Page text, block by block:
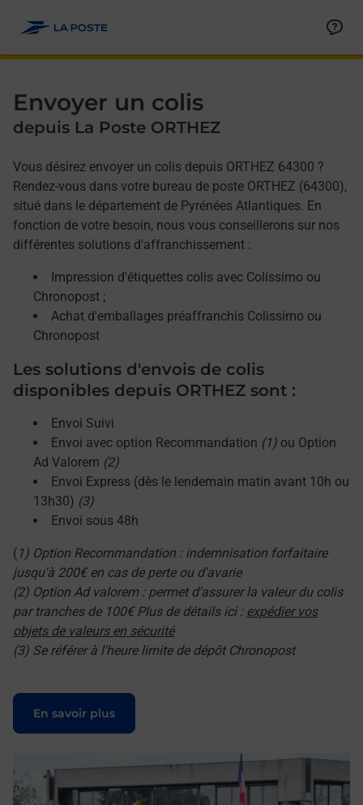
Envoyer un colis
depuis La Poste ORTHEZ
Vous désirez envoyer un colis depuis ORTHEZ 64300 ?
Rendez-vous dans votre bureau de poste ORTHEZ (64300),
situé dans le département de Pyrénées Atlantiques. En
fonction de votre besoin, nous vous conseillerons sur nos
différentes solutions d'affranchissement :
Impression d'étiquettes colis avec Colissimo ou
Chronopost ;
Achat d'emballages préaffranchis Colissimo ou
Chronopost
Les solutions d'envois de colis
disponibles depuis ORTHEZ sont :
Envoi Suivi
Envoi avec option Recommandation (1) ou Option
Ad Valorem (2)
Envoi Express (dès le lendemain matin avant 10h ou
13h30) (3)
Envoi sous 48h
( 1) Option Recommandation : indemnisation forfaitaire
jusqu'à 200€ en cas de perte ou d'avarie
(2) Option Ad valorem : permet d'assurer la valeur du colis
par tranches de 100€ Plus de détails ici : expédier vos
objets de valeurs en sécurité
(3) Se référer à l'heure limite de dépôt Chronopost
En savoir plus
Le lien s'ouvre dans un nouvel onglet